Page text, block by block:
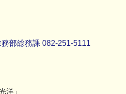
部総務課 082-251-5111
洋」